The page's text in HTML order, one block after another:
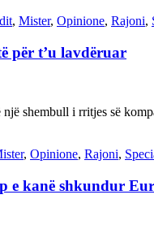
, Mister, Opinione, Rajoni,
për t’u lavdëruar
një shembull i rritjes së
, Opinione, Rajoni,
e kanë shkundur